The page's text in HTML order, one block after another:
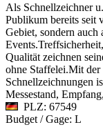
Als Schnellzeichner
Publikum bereits seit
Gebiet, sondern
Qualität zeichnen
ohne Staffelei.Mit
Schnellzeichnungen
Messestand,
PLZ: 67549
Budget / Gage: L